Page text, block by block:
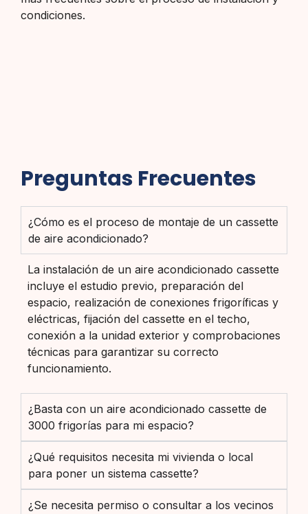
condiciones.
Preguntas Frecuentes
¿Cómo es el proceso de montaje de un cassette
de aire acondicionado?
La instalación de un aire acondicionado cassette
incluye el estudio previo, preparación del
espacio, realización de conexiones frigoríficas y
eléctricas, fijación del cassette en el techo,
conexión a la unidad exterior y comprobaciones
técnicas para garantizar su correcto
funcionamiento.
¿Basta con un aire acondicionado cassette de
3000 frigorías para mi espacio?
¿Qué requisitos necesita mi vivienda o local
para poner un sistema cassette?
¿Se necesita permiso o consultar a los vecinos